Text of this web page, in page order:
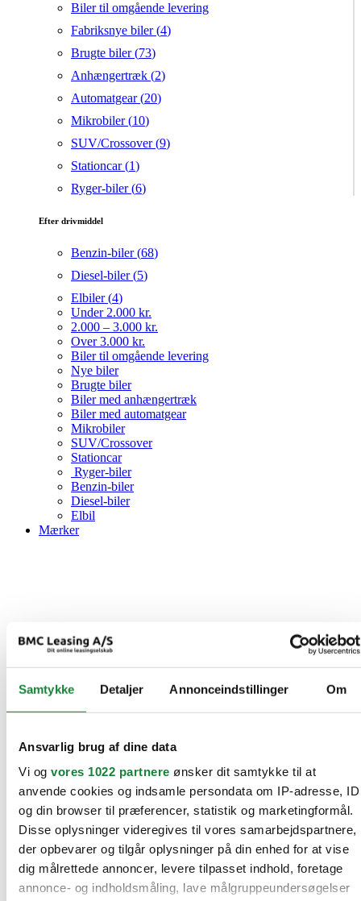
Samtykke Detaljer Annonceindstillinger Om
Ansvarlig brug af dine data
Vi og vores 1022 partnere ønsker dit samtykke til at
anvende cookies og indsamle persondata om IP-adresse, ID
og din browser til præferencer, statistik og marketingformål.
Disse oplysninger videregives til vores samarbejdspartnere,
der opbevarer og tilgår oplysninger på din enhed for at vise
dig målrettede annoncer, levere tilpasset indhold, foretage
annonce- og indholdsmåling, lave målgruppeundersøgelser
Biler til omgående levering
Fabriksnye biler (4)
Brugte biler (73)
Anhængertræk (2)
Automatgear (20)
Mikrobiler (10)
SUV/Crossover (9)
Stationcar (1)
Ryger-biler (6)
Efter drivmiddel
Benzin-biler (68)
Diesel-biler (5)
Elbiler (4)
Under 2.000 kr.
2.000 – 3.000 kr.
Over 3.000 kr.
Biler til omgående levering
Nye biler
Brugte biler
Biler med anhængertræk
Biler med automatgear
Mikrobiler
SUV/Crossover
Stationcar
Ryger-biler
Benzin-biler
Diesel-biler
Elbil
Mærker